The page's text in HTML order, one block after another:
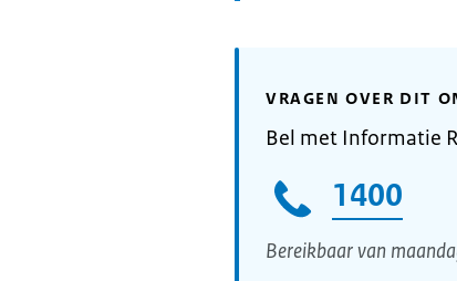
VRAGEN OVER DIT
Bel met Informatie
1400
Bereikbaar van